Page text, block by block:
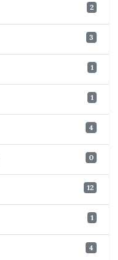
2
3
1
1
4
0
12
1
4